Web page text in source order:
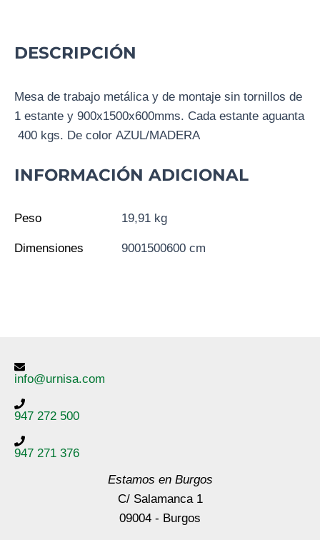
DESCRIPCIÓN
Mesa de trabajo metálica y de montaje sin tornillos de
1 estante y 900x1500x600mms. Cada estante aguanta
400 kgs. De color AZUL/MADERA
INFORMACIÓN ADICIONAL
Peso 19,91 kg
Dimensiones 9001500600 cm
info@urnisa.com
947 272 500
947 271 376
Estamos en Burgos
C/ Salamanca 1
09004 - Burgos